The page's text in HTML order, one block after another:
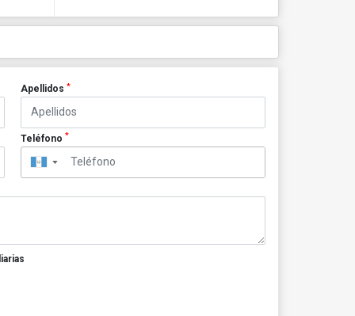
Apellidos *
Teléfono *
▼